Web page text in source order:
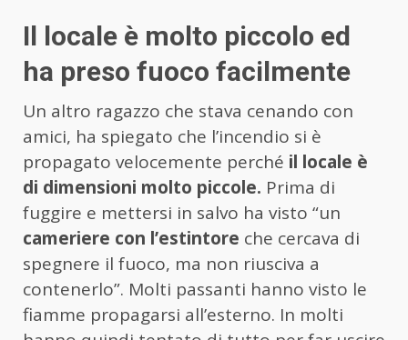
Il locale è molto piccolo ed
ha preso fuoco facilmente
Un altro ragazzo che stava cenando con
amici, ha spiegato che l’incendio si è
propagato velocemente perché il locale è
di dimensioni molto piccole. Prima di
fuggire e mettersi in salvo ha visto “un
cameriere con l’estintore che cercava di
spegnere il fuoco, ma non riusciva a
contenerlo”. Molti passanti hanno visto le
fiamme propagarsi all’esterno. In molti